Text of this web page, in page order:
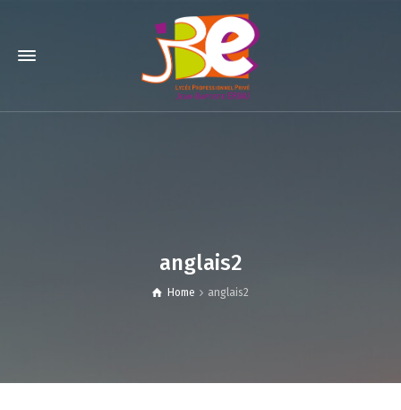
anglais2
Home anglais2